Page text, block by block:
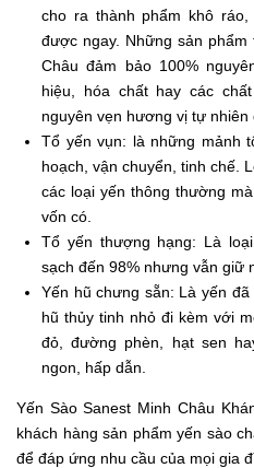
cho ra thành phẩm khô
được ngay. Những sản
Châu đảm bảo 100%
hiệu, hóa chất hay các
nguyên vẹn hương vị tự
Tổ yến vụn: là những mảnh
hoạch, vận chuyển, tinh chế.
các loại yến thông thường
vốn có.
Tổ yến thượng hạng: Là
sạch đến 98% nhưng vẫn giữ
Yến hũ chưng sẵn: Là yến
hũ thủy tinh nhỏ đi kèm với
đỏ, đường phèn, hạt sen
ngon, hấp dẫn.
Yến Sào Sanest Minh Châu
khách hàng sản phẩm yến sào
để đáp ứng nhu cầu của mọi gia